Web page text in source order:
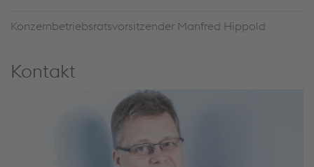
Konzernbetriebsratsvorsitzender Manfred Hippold
Kontakt